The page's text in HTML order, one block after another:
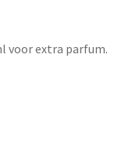
voor extra parfum.